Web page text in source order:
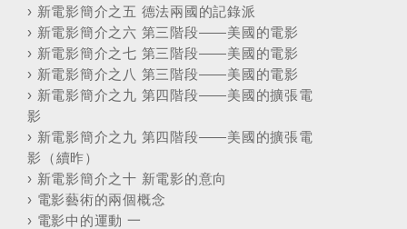
› 新電影簡介之五 德法兩國的記錄派
› 新電影簡介之六 第三階段——美國的電影
› 新電影簡介之七 第三階段——美國的電影
› 新電影簡介之八 第三階段——美國的電影
› 新電影簡介之九 第四階段——美國的擴張電
影
› 新電影簡介之九 第四階段——美國的擴張電
影（續昨）
› 新電影簡介之十 新電影的意向
› 電影藝術的兩個概念
› 電影中的運動 一